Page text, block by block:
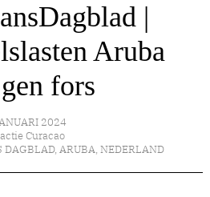
|
Aruba
fors
2024
Curacao
DAGBLAD, ARUBA, NEDERLAND